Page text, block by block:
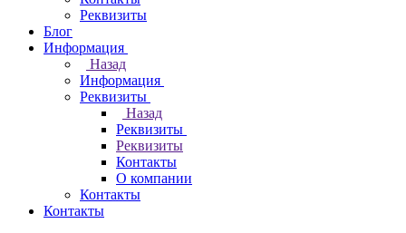
Реквизиты
Блог
Информация
Назад
Информация
Реквизиты
Назад
Реквизиты
Реквизиты
Контакты
О компании
Контакты
Контакты